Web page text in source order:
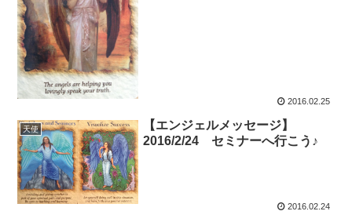
2016.02.25
天使
【エンジェルメッセージ】
2016/2/24 セミナーへ行こう♪
2016.02.24